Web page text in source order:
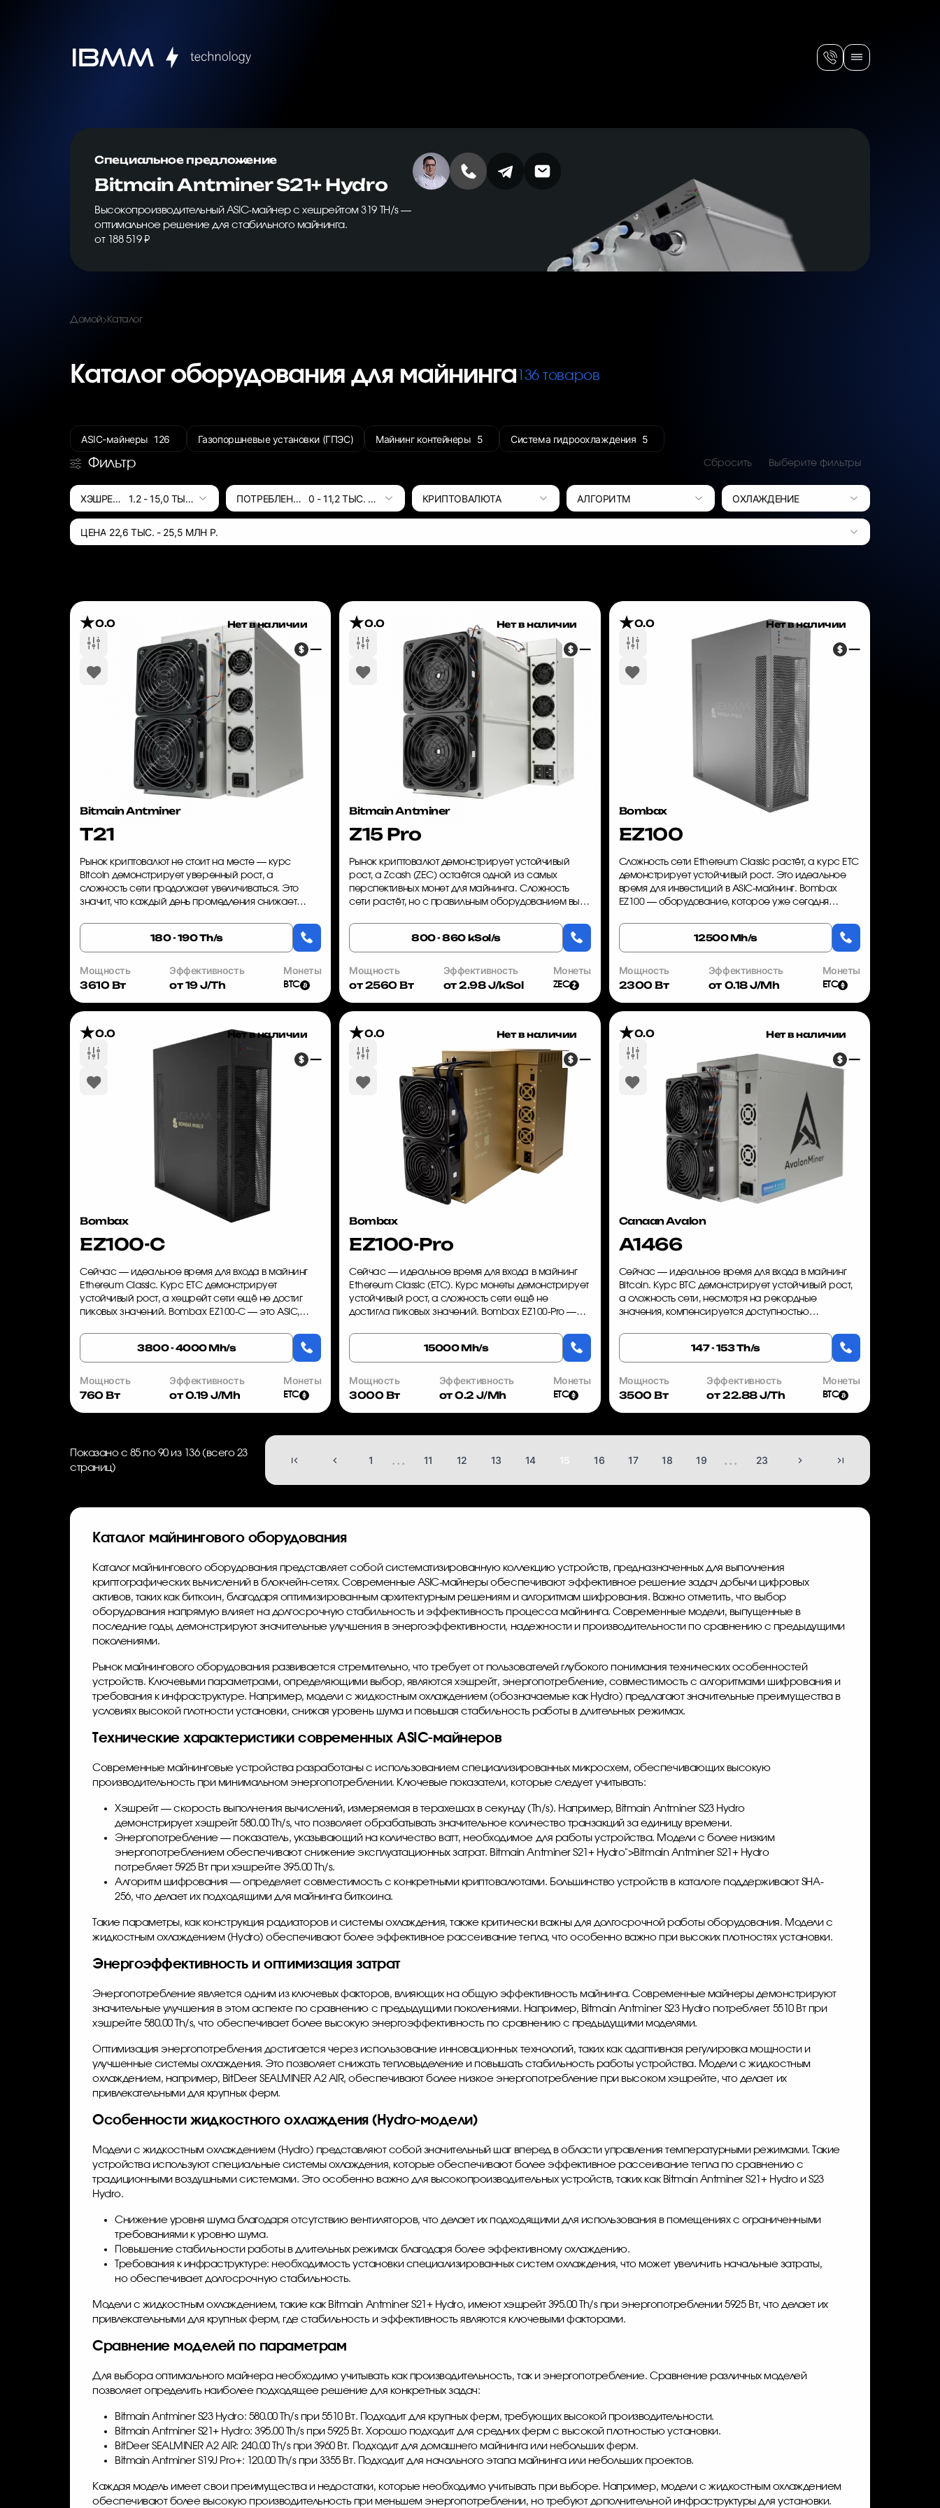
Специальное предложение
Bitmain Antminer S21+ Hydro
Высокопроизводительный ASIC-майнер с хешрейтом 319 TH/s —
оптимальное решение для стабильного майнинга.
от 188 519 ₽
Домой Каталог
Каталог оборудования для майнинга 136 товаров
ASIC-майнеры 126 Газопоршневые установки (ГПЭС) Майнинг контейнеры 5 Система гидроохлаждения 5
Фильтр Сбросить Выберите фильтры
1.2-15,0 ТЫС.
ХЭШРЕЙТ 0 -11,2 ТЫС.
ПОТРЕБЛЕНИЕ КРИПТОВАЛЮТА АЛГОРИТМ ОХЛАЖДЕНИЕ
22,6 ТЫС. - 25,5 МЛНР.
ЦЕНА
Bitmain Antminer
T21
—
Рынок криптовалют не стоит на месте — курс
Bitcoin демонстрирует уверенный рост, а
сложность сети продолжает увеличиваться. Это
значит, что каждый день промедления снижает
— это оборудование, которое п...
180 - 190 Th/s
Нет в наличии
0.0
Мощность
3610 Вт
Эффективность
от 19 J/Th
Монеты
BTC
Bitmain Antminer
Z15 Pro
—
Рынок криптовалют демонстрирует устойчивый
рост, а Zcash (ZEC) остаётся одной из самых
перспективных монет для майнинга. Сложность
сети растёт, но с правильным оборудованием вы
Pro — это ASIC-майнер, ...
800 - 860 kSol/s
Нет в наличии
0.0
Мощность
от 2560 Вт
Эффективность
от 2.98 J/kSol
Монеты
ZEC
Bombax
EZ100
—
Сложность сети Ethereum Classic растёт, а курс ETC
демонстрирует устойчивый рост. Это идеальное
время для инвестиций в ASIC-майнинг. Bombax
EZ100 — оборудование, которое уже сегодня
затратах на электроэнергию...
12500 Mh/s
Нет в наличии
0.0
Мощность
2300 Вт
Эффективность
от 0.18 J/Mh
Монеты
ETC
Bombax
EZ100-C
—
Сейчас — идеальное время для входа в майнинг
Ethereum Classic. Курс ETC демонстрирует
устойчивый рост, а хешрейт сети ещё не достиг
пиковых значений. Bombax EZ100-C — это ASIC,
минимальным энергопотреблен...
3800 - 4000 Mh/s
Нет в наличии
0.0
Мощность
760 Вт
Эффективность
от 0.19 J/Mh
Монеты
ETC
Bombax
EZ100-Pro
—
Сейчас — идеальное время для входа в майнинг
Ethereum Classic (ETC). Курс монеты демонстрирует
устойчивый рост, а сложность сети ещё не
достигла пиковых значений. Bombax EZ100-Pro —
зафиксировать прибыль уже в первы...
15000 Mh/s
Нет в наличии
0.0
Мощность
3000 Вт
Эффективность
от 0.2 J/Mh
Монеты
ETC
Canaan Avalon
A1466
—
Сейчас — идеальное время для входа в майнинг
Bitcoin. Курс BTC демонстрирует устойчивый рост,
а сложность сети, несмотря на рекордные
значения, компенсируется доступностью
Avalon A1466 — это ASIC майнер, которы...
147 - 153 Th/s
Нет в наличии
0.0
Мощность
3500 Вт
Эффективность
от 22.88 J/Th
Монеты
BTC
1 ... 11 12 13 14 15 16 17 18 19 ... 23
Показано с 85 по 90 из 136 (всего 23
страниц)
Каталог майнингового оборудования
Каталог майнингового оборудования представляет собой систематизированную коллекцию устройств, предназначенных для выполнения
криптографических вычислений в блокчейн-сетях. Современные ASIC-майнеры обеспечивают эффективное решение задач добычи цифровых
активов, таких как биткоин, благодаря оптимизированным архитектурным решениям и алгоритмам шифрования. Важно отметить, что выбор
оборудования напрямую влияет на долгосрочную стабильность и эффективность процесса майнинга. Современные модели, выпущенные в
последние годы, демонстрируют значительные улучшения в энергоэффективности, надежности и производительности по сравнению с предыдущими
поколениями.
Рынок майнингового оборудования развивается стремительно, что требует от пользователей глубокого понимания технических особенностей
устройств. Ключевыми параметрами, определяющими выбор, являются хэшрейт, энергопотребление, совместимость с алгоритмами шифрования и
требования к инфраструктуре. Например, модели с жидкостным охлаждением (обозначаемые как Hydro) предлагают значительные преимущества в
условиях высокой плотности установки, снижая уровень шума и повышая стабильность работы в длительных режимах.
Технические характеристики современных ASIC-майнеров
Современные майнинговые устройства разработаны с использованием специализированных микросхем, обеспечивающих высокую
производительность при минимальном энергопотреблении. Ключевые показатели, которые следует учитывать:
Хэшрейт — скорость выполнения вычислений, измеряемая в терахешах в секунду (Th/s). Например, Bitmain Antminer S23 Hydro
демонстрирует хэшрейт 580.00 Th/s, что позволяет обрабатывать значительное количество транзакций за единицу времени.
Энергопотребление — показатель, указывающий на количество ватт, необходимое для работы устройства. Модели с более низким
энергопотреблением обеспечивают снижение эксплуатационных затрат. Bitmain Antminer S21+Hydro">Bitmain Antminer S21+Hydro
потребляет 5925 Вт при хэшрейте 395.00 Th/s.
Алгоритм шифрования — определяет совместимость с конкретными криптовалютами. Большинство устройств в каталоге поддерживают SHA-
256, что делает их подходящими для майнинга биткоина.
Такие параметры, как конструкция радиаторов и системы охлаждения, также критически важны для долгосрочной работы оборудования. Модели с
жидкостным охлаждением (Hydro) обеспечивают более эффективное рассеивание тепла, что особенно важно при высоких плотностях установки.
Энергоэффективность и оптимизация затрат
Энергопотребление является одним из ключевых факторов, влияющих на общую эффективность майнинга. Современные майнеры демонстрируют
значительные улучшения в этом аспекте по сравнению с предыдущими поколениями. Например, Bitmain Antminer S23 Hydroпотребляет 5510 Вт при
хэшрейте 580.00 Th/s, что обеспечивает более высокую энергоэффективность по сравнению с предыдущими моделями.
Оптимизация энергопотребления достигается через использование инновационных технологий, таких как адаптивная регулировка мощности и
улучшенные системы охлаждения. Это позволяет снижать тепловыделение и повышать стабильность работы устройства. Модели с жидкостным
охлаждением, например, BitDeer SEALMINER A2 AIR, обеспечивают более низкое энергопотребление при высоком хэшрейте, что делает их
привлекательными для крупных ферм.
Особенности жидкостного охлаждения (Hydro-модели)
Модели с жидкостным охлаждением (Hydro) представляют собой значительный шаг вперед в области управления температурными режимами. Такие
устройства используют специальные системы охлаждения, которые обеспечивают более эффективное рассеивание тепла по сравнению с
традиционными воздушными системами. Это особенно важно для высокопроизводительных устройств, таких как Bitmain Antminer S21+ Hydroи S23
Hydro.
Снижение уровня шума благодаря отсутствию вентиляторов, что делает их подходящими для использования в помещениях с ограниченными
требованиями к уровню шума.
Повышение стабильности работы в длительных режимах благодаря более эффективному охлаждению.
Требования к инфраструктуре: необходимость установки специализированных систем охлаждения, что может увеличить начальные затраты,
но обеспечивает долгосрочную стабильность.
Модели с жидкостным охлаждением, такие как Bitmain Antminer S21+ Hydro, имеют хэшрейт 395.00 Th/s при энергопотреблении 5925 Вт, что делает их
привлекательными для крупных ферм, где стабильность и эффективность являются ключевыми факторами.
Сравнение моделей по параметрам
Для выбора оптимального майнера необходимо учитывать как производительность, так и энергопотребление. Сравнение различных моделей
позволяет определить наиболее подходящее решение для конкретных задач:
Bitmain Antminer S23 Hydro: 580.00 Th/s при 5510 Вт. Подходит для крупных ферм, требующих высокой производительности.
Bitmain Antminer S21+ Hydro: 395.00 Th/s при 5925 Вт. Хорошо подходит для средних ферм с высокой плотностью установки.
BitDeer SEALMINER A2 AIR: 240.00 Th/s при 3960 Вт. Подходит для домашнего майнинга или небольших ферм.
Bitmain Antminer S19J Pro+: 120.00 Th/s при 3355 Вт. Подходит для начального этапа майнинга или небольших проектов.
Каждая модель имеет свои преимущества и недостатки, которые необходимо учитывать при выборе. Например, модели с жидкостным охлаждением
обеспечивают более высокую производительность при меньшем энергопотреблении, но требуют дополнительной инфраструктуры для установки.